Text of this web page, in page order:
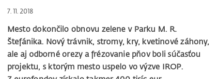
7. 11. 2018
Mesto dokončilo obnovu zelene v Parku M. R.
Štefánika. Nový trávnik, stromy, kry, kvetinové záhony,
ale aj odborné orezy a frézovanie pňov boli súčasťou
projektu, s ktorým mesto uspelo vo výzve IROP.